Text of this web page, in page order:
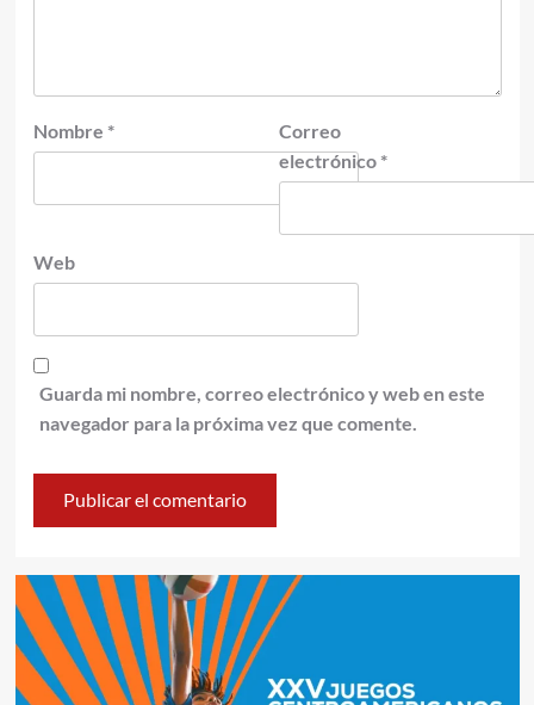
Nombre *
Correo
electrónico *
Web
Guarda mi nombre, correo electrónico y web en este
navegador para la próxima vez que comente.